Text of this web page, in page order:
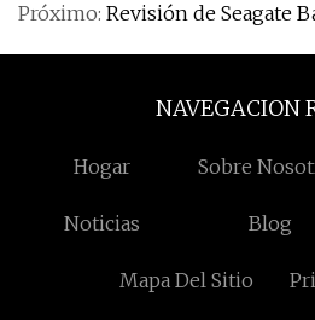
Próximo: Revisión de Seagate
NAVEGACION
Hogar Sobre
Noticias Blog
Mapa Del Sitio